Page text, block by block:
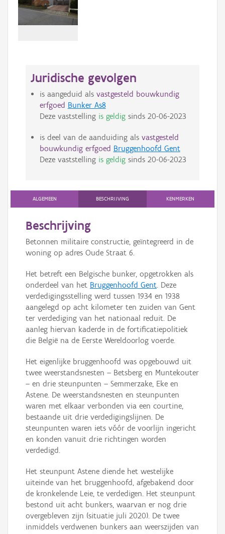
Juridische gevolgen
is aangeduid als vastgesteld bouwkundig
erfgoed Bunker As8
Deze vaststelling is geldigsinds 20-06-2023
is deel van de aanduiding als vastgesteld
bouwkundig erfgoed Bruggenhoofd Gent
Deze vaststelling is geldigsinds 20-06-2023
ALGEMEEN BESCHRIJVING KENMERKEN
Beschrijving
Betonnen militaire constructie, geïntegreerd in de
woning op adres Oude Straat 6.
Het betreft een Belgische bunker, opgetrokken als
onderdeel van het Bruggenhoofd Gent. Deze
verdedigingsstelling werd tussen 1934 en 1938
aangelegd op acht kilometer ten zuiden van Gent
ter verdediging van het nationaal reduit. De
aanleg hiervan kaderde in de fortificatiepolitiek
die België na de Eerste Wereldoorlog voerde.
Het eigenlijke bruggenhoofd was opgebouwd uit
twee weerstandsnesten – Betsberg en Muntekouter
– en drie steunpunten – Semmerzake, Eke en
Astene. De weerstandsnesten en steunpunten
waren met elkaar verbonden via een courtine,
bestaande uit drie verdedigingslijnen. De
steunpunten waren iets vóór de voorlijn ingericht
en konden vanuit drie richtingen worden
verdedigd.
Het steunpunt Astene diende het westelijke
uiteinde van het bruggenhoofd, afgebakend door
de kronkelende Leie, te verdedigen. Het steunpunt
bestond uit acht bunkers, waarvan er nog drie
overgebleven zijn (situatie juli 2020). De twee
inmiddels verdwenen bunkers aan weerszijden van